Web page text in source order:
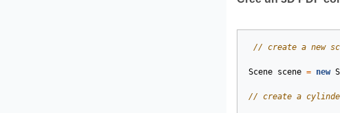
// create a new
Scene scene = new
// create a